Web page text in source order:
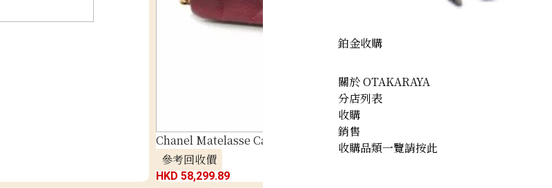
Chanel Matelasse Caviar Skin Diana Flap
參考回收價
HKD 58,299.89
鉑金收購
關於 OTAKARAYA
分店列表
收購
銷售
收購品類一覽請按此